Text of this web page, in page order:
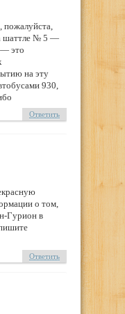
шаттле № 5 —
это
на эту
930,
Ответить
о том,
Гурион в
Ответить